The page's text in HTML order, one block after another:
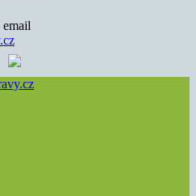
email